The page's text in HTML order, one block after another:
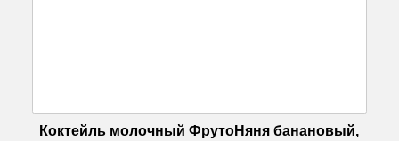
Коктейль молочный ФрутоНяня банановый,